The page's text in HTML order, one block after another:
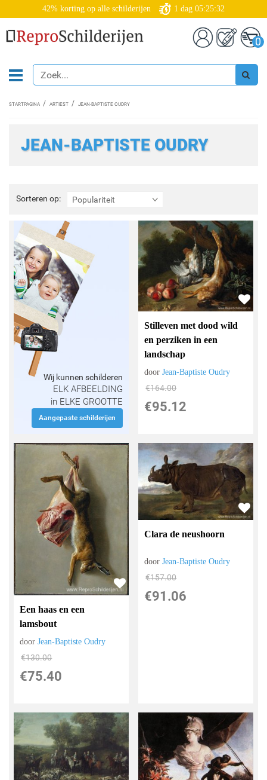
42% korting op alle schilderijen 1 dag 05:25:31
0
STARTPAGINA ARTIEST JEAN-BAPTISTE OUDRY
JEAN-BAPTISTE OUDRY
Sorteren op: Populariteit
Sorteren
op:
Wij kunnen schilderen
ELK AFBEELDING
in ELKE GROOTTE
Aangepaste schilderijen
Stilleven met dood wild
en perziken in een
landschap
doorJean-Baptiste Oudry
€164.00
€95.12
Een haas en een
lamsbout
doorJean-Baptiste Oudry
€130.00
€75.40
Clara de neushoorn
doorJean-Baptiste Oudry
€157.00
€91.06